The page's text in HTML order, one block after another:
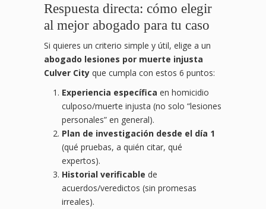
Respuesta directa: cómo elegir
al mejor abogado para tu caso
Si quieres un criterio simple y útil, elige a un
abogado lesiones por muerte injusta
Culver City que cumpla con estos 6 puntos:
Experiencia específica en homicidio
culposo/muerte injusta (no solo “lesiones
personales” en general).
Plan de investigación desde el día 1
(qué pruebas, a quién citar, qué
expertos).
Historial verificable de
acuerdos/veredictos (sin promesas
irreales).